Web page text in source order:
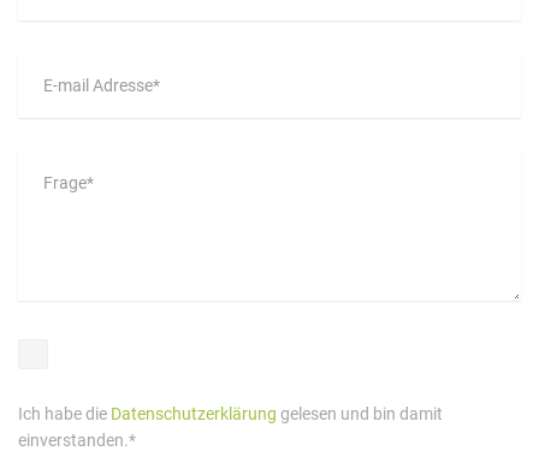
Ich habe die Datenschutzerklärung gelesen und bin damit
einverstanden.*